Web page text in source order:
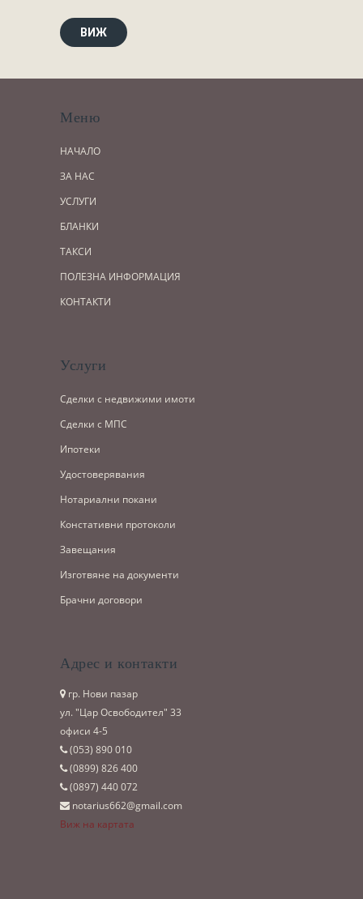
ВИЖ
Меню
НАЧАЛО
ЗА НАС
УСЛУГИ
БЛАНКИ
ТАКСИ
ПОЛЕЗНА ИНФОРМАЦИЯ
КОНТАКТИ
Услуги
Сделки с недвижими имоти
Сделки с МПС
Ипотеки
Удостоверявания
Нотариални покани
Констативни протоколи
Завещания
Изготвяне на документи
Брачни договори
Адрес и контакти
гр. Нови пазар
ул. "Цар Освободител" 33
офиси 4-5
(053)­ 890 010
(0899)­ 826 400
(0897)­ 440 072
notarius662@gmail.com
Виж на картата